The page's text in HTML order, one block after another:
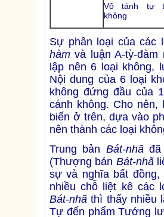
Vô tánh tự
không
Sự phân loại của các
hàm và luận A-tỳ-
lập nên 6 loại không,
Nội dung của 6 loại
không đứng đầu của
cánh không. Cho
biến ở trên, dựa vào
nên thành các loại
Trung bản Bát-nhãđã
(Thượng bản Bát-nhã
sự và nghĩa bất
nhiều chỗ liệt kê các
Bát-nhã thì thấy nhiều
Tự đến phẩm Tướng